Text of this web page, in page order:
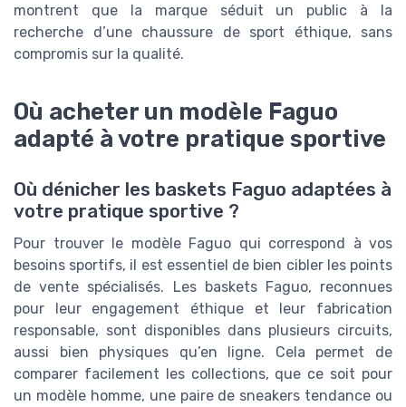
montrent que la marque séduit un public à la
recherche d’une chaussure de sport éthique, sans
compromis sur la qualité.
Où acheter un modèle Faguo
adapté à votre pratique sportive
Où dénicher les baskets Faguo adaptées à
votre pratique sportive ?
Pour trouver le modèle Faguo qui correspond à vos
besoins sportifs, il est essentiel de bien cibler les points
de vente spécialisés. Les baskets Faguo, reconnues
pour leur engagement éthique et leur fabrication
responsable, sont disponibles dans plusieurs circuits,
aussi bien physiques qu’en ligne. Cela permet de
comparer facilement les collections, que ce soit pour
un modèle homme, une paire de sneakers tendance ou